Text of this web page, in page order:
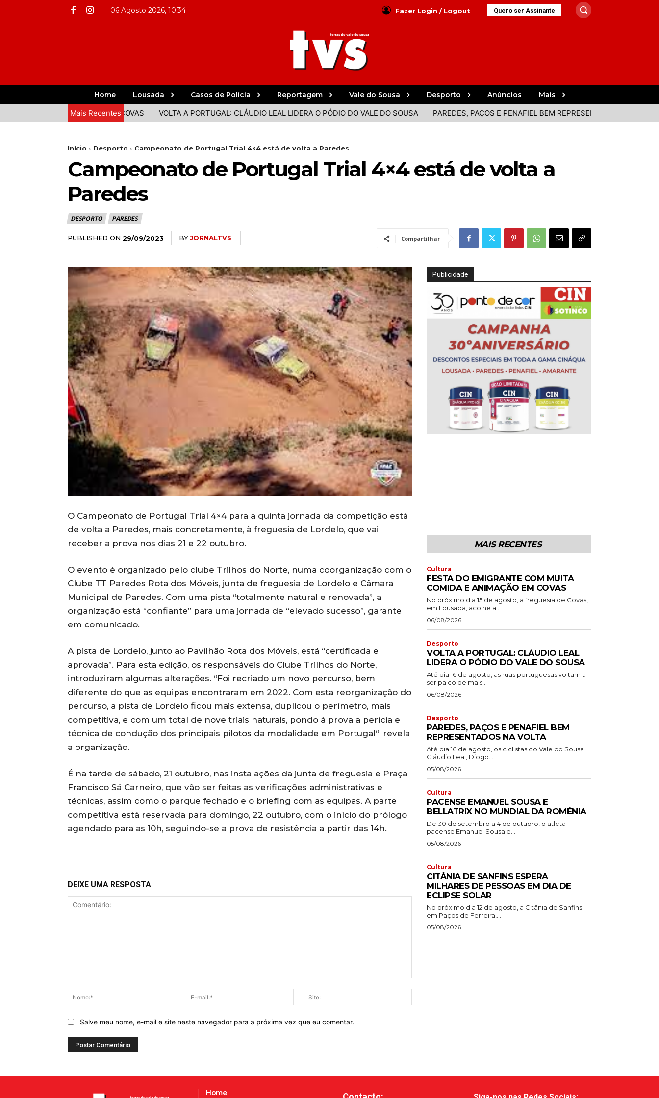
06 Agosto 2026, 10:34 Fazer Login / Logout Quero ser Assinante
Home Lousada Casos de Polícia Reportagem Vale do Sousa Desporto Anúncios Mais
Mais Recentes
E ANIMAÇÃO EM COVAS VOLTA A PORTUGAL: CLÁUDIO LEAL LIDERA O PÓDIO DO VALE DO SOUSA PAREDES, PAÇOS E PENAFIEL BEM REPRESENTADOS NA VOLTA
Início Desporto Campeonato de Portugal Trial 4×4 está de volta a Paredes
Campeonato de Portugal Trial 4×4 está de volta a
Paredes
DESPORTO PAREDES
PUBLISHED ON 29/09/2023 BYJORNALTVS Compartilhar
O Campeonato de Portugal Trial 4×4 para a quinta jornada da competição está
de volta a Paredes, mais concretamente, à freguesia de Lordelo, que vai
receber a prova nos dias 21 e 22 outubro.
O evento é organizado pelo clube Trilhos do Norte, numa coorganização com o
Clube TT Paredes Rota dos Móveis, junta de freguesia de Lordelo e Câmara
Municipal de Paredes. Com uma pista “totalmente natural e renovada”, a
organização está “confiante” para uma jornada de “elevado sucesso”, garante
em comunicado.
A pista de Lordelo, junto ao Pavilhão Rota dos Móveis, está “certificada e
aprovada”. Para esta edição, os responsáveis do Clube Trilhos do Norte,
introduziram algumas alterações. “Foi recriado um novo percurso, bem
diferente do que as equipas encontraram em 2022. Com esta reorganização do
percurso, a pista de Lordelo ficou mais extensa, duplicou o perímetro, mais
competitiva, e com um total de nove triais naturais, pondo à prova a perícia e
técnica de condução dos principais pilotos da modalidade em Portugal“, revela
a organização.
É na tarde de sábado, 21 outubro, nas instalações da junta de freguesia e Praça
Francisco Sá Carneiro, que vão ser feitas as verificações administrativas e
técnicas, assim como o parque fechado e o briefing com as equipas. A parte
competitiva está reservada para domingo, 22 outubro, com o início do prólogo
agendado para as 10h, seguindo-se a prova de resistência a partir das 14h.
DEIXE UMA RESPOSTA
Nome:*
mail:*
Salve meu nome, e-mail e site neste navegador para a próxima vez que eu comentar.
Publicidade
MAIS RECENTES
Cultura
FESTA DO EMIGRANTE COM MUITA
COMIDA E ANIMAÇÃO EM COVAS
No próximo dia 15 de agosto, a freguesia de Covas,
em Lousada, acolhe a...
06/08/2026
Desporto
VOLTA A PORTUGAL: CLÁUDIO LEAL
LIDERA O PÓDIO DO VALE DO SOUSA
Até dia 16 de agosto, as ruas portuguesas voltam a
ser palco de mais...
06/08/2026
Desporto
PAREDES, PAÇOS E PENAFIEL BEM
REPRESENTADOS NA VOLTA
Até dia 16 de agosto, os ciclistas do Vale do Sousa
Cláudio Leal, Diogo...
05/08/2026
Cultura
PACENSE EMANUEL SOUSA E
BELLATRIX NO MUNDIAL DA ROMÉNIA
De 30 de setembro a 4 de outubro, o atleta
pacense Emanuel Sousa e...
05/08/2026
Cultura
CITÂNIA DE SANFINS ESPERA
MILHARES DE PESSOAS EM DIA DE
ECLIPSE SOLAR
No próximo dia 12 de agosto, a Citânia de Sanfins,
em Paços de Ferreira,...
05/08/2026
Home